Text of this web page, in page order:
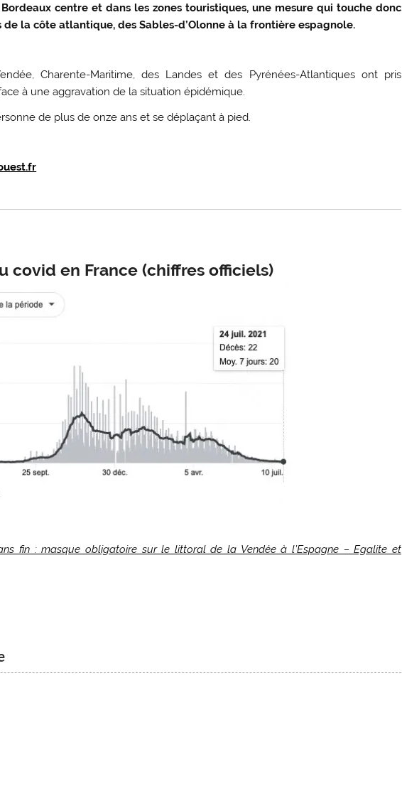
centre et dans les zones touristiques, une mesure qui touche donc
la côte atlantique, des Sables-d’Olonne à la frontière espagnole.
Charente-Maritime, des Landes et des Pyrénées-Atlantiques ont pris
à une aggravation de la situation épidémique.
de plus de onze ans et se déplaçant à pied.
covid en France (chiffres officiels)
fin : masque obligatoire sur le littoral de la Vendée à l’Espagne – Egalite et